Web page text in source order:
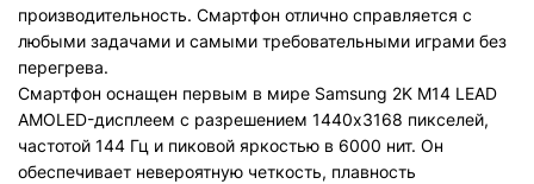
производительность. Смартфон отлично справляется с
любыми задачами и самыми требовательными играми без
перегрева.
Смартфон оснащен первым в мире Samsung 2K M14 LEAD
AMOLED-дисплеем с разрешением 1440x3168 пикселей,
частотой 144 Гц и пиковой яркостью в 6000 нит. Он
обеспечивает невероятную четкость, плавность